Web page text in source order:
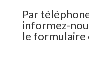
Par
informez-
le formulaire